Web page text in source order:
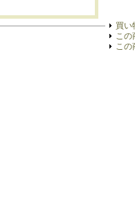
買い
この
この